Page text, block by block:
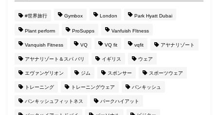
#世界旅行 Gymbox London Park Hyatt Dubai
Plant perform ProSupps Vanfuish FItness
Vanquish Fitness VQ VQ fit vqfit アヤナリゾート
アヤナリゾート＆スパ バリ イギリス ウェア
エヴァンゲリオン ジム スポンサー スポーツウェア
トレーニング トレーニングウェア バンキッシュ
バンキッシュフィットネス パークハイアット